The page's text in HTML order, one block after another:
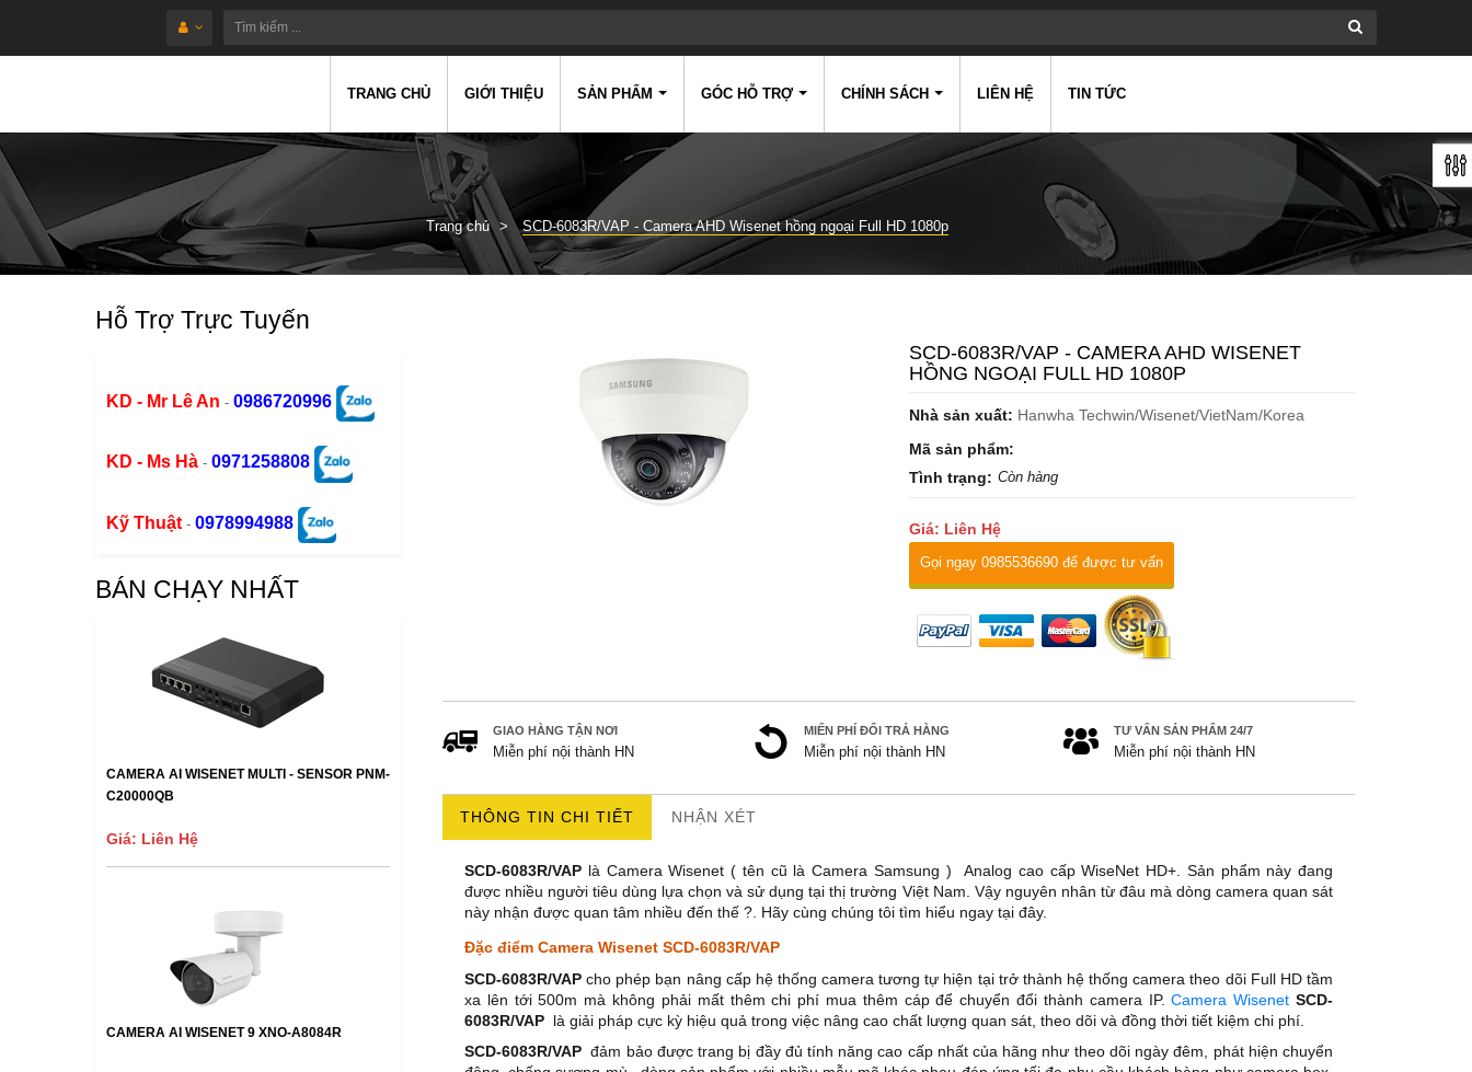
TRANG CHỦ GIỚI THIỆU SẢN PHẨM GÓC HỖ TRỢ CHÍNH SÁCH LIÊN HỆ TIN TỨC
Trang chủ SCD-6083R/VAP - Camera AHD Wisenet hồng ngoại Full HD 1080p
Hỗ Trợ Trực Tuyến
KD - Mr Lê An - 0986720996
KD - Ms Hà - 0971258808
Kỹ Thuật - 0978994988
BÁN CHẠY NHẤT
CAMERA AI WISENET MULTI - SENSOR PNM-
C20000QB
Giá: Liên Hệ
CAMERA AI WISENET 9 XNO-A8084R
SCD-6083R/VAP - CAMERA AHD WISENET
HỒNG NGOẠI FULL HD 1080P
Nhà sản xuất: Hanwha Techwin/Wisenet/VietNam/Korea
Mã sản phẩm:
Tình trạng: Còn hàng
Giá: Liên Hệ
Gọi ngay 0985536690 để được tư vấn
GIAO HÀNG TẬN NƠI
Miễn phí nội thành HN
MIẾN PHÍ ĐỔI TRẢ HÀNG
Miễn phí nội thành HN
TƯ VẤN SẢN PHẨM 24/7
Miễn phí nội thành HN
THÔNG TIN CHI TIẾT NHẬN XÉT
SCD-6083R/VAP là Camera Wisenet ( tên cũ là Camera Samsung ) Analog cao cấp WiseNet HD+. Sản phẩm này đang
được nhiều người tiêu dùng lựa chọn và sử dụng tại thị trường Việt Nam. Vậy nguyên nhân từ đâu mà dòng camera quan sát
này nhận được quan tâm nhiều đến thế ?. Hãy cùng chúng tôi tìm hiểu ngay tại đây.
Đặc điểm Camera Wisenet SCD-6083R/VAP
SCD-6083R/VAP cho phép bạn nâng cấp hệ thống camera tương tự hiện tại trở thành hệ thống camera theo dõi Full HD tầm
xa lên tới 500m mà không phải mất thêm chi phí mua thêm cáp để chuyển đổi thành camera IP.Camera WisenetSCD-
6083R/VAP là giải pháp cực kỳ hiệu quả trong việc nâng cao chất lượng quan sát, theo dõi và đồng thời tiết kiệm chi phí.
SCD-6083R/VAP đảm bảo được trang bị đầy đủ tính năng cao cấp nhất của hãng như theo dõi ngày đêm, phát hiện chuyển